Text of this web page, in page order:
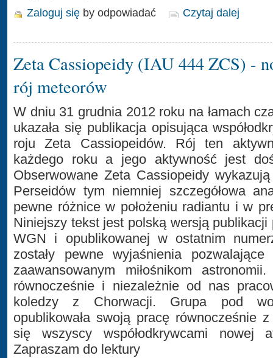
Zaloguj się by odpowiadać Czytaj dalej
Zeta Cassiopeidy (IAU 444 ZCS) -
rój meteorów
W dniu 31 grudnia 2012 roku na łamach
ukazała się publikacja opisująca
roju Zeta Cassiopeidów. Rój ten
każdego roku a jego aktywność jest
Obserwowane Zeta Cassiopeidy
Perseidów tym niemniej szczegółowa
pewne różnice w położeniu radiantu i w
Niniejszy tekst jest polską wersją publikacji
WGN i opublikowanej w ostatnim
zostały pewne wyjaśnienia
zaawansowanym miłośnikom
równocześnie i niezależnie od nas
koledzy z Chorwacji. Grupa pod
opublikowała swoją pracę równocześnie
się wszyscy współodkrywcami nowej
Zapraszam do lektury